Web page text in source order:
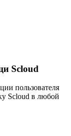
Scloud
пользователя
Scloud в любой